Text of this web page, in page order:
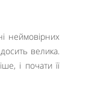
неймовірних
велика.
і почати її